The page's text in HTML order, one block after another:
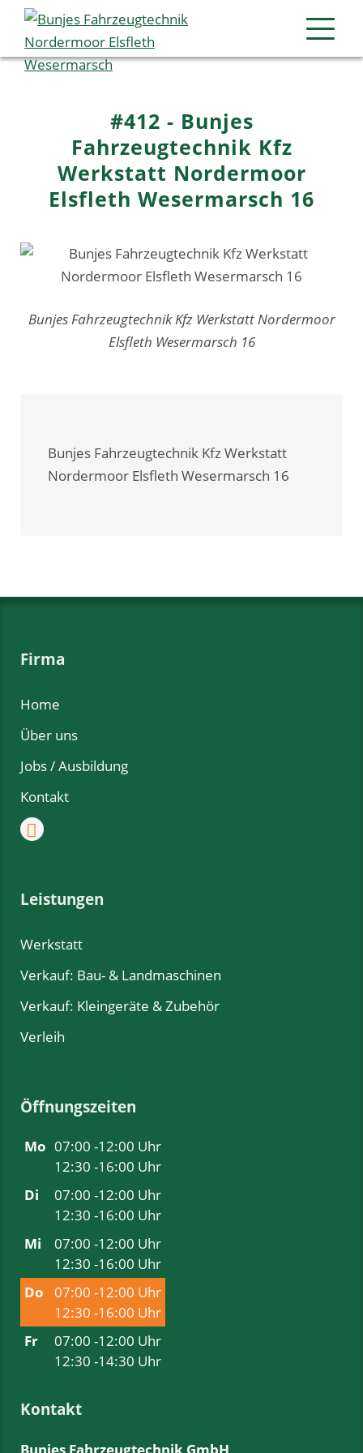
#412 - Bunjes
Fahrzeugtechnik Kfz
Werkstatt Nordermoor
Elsfleth Wesermarsch 16
Bunjes Fahrzeugtechnik Kfz Werkstatt Nordermoor
Elsfleth Wesermarsch 16
Bunjes Fahrzeugtechnik Kfz Werkstatt
Nordermoor Elsfleth Wesermarsch 16
Firma
Home
Über uns
Jobs / Ausbildung
Kontakt
Leistungen
Werkstatt
Verkauf: Bau- & Landmaschinen
Verkauf: Kleingeräte & Zubehör
Verleih
Öffnungszeiten
Mo 07:00 -12:00 Uhr
12:30 -16:00 Uhr
Di
07:00 -12:00 Uhr
12:30 -16:00 Uhr
Mi
07:00 -12:00 Uhr
12:30 -16:00 Uhr
Do
07:00 -12:00 Uhr
12:30 -16:00 Uhr
Fr
07:00 -12:00 Uhr
12:30 -14:30 Uhr
Kontakt